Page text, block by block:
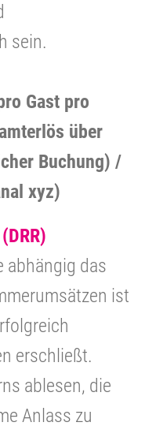
sein.
Gast pro
über
Buchung) /
xyz)
abhängig das
ist
erschließt.
ablesen, die
Anlass zu